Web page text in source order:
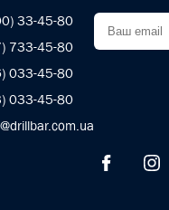
33-45-80
733-45-80
033-45-80
033-45-80